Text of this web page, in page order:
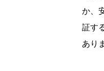
か、
証す
あり